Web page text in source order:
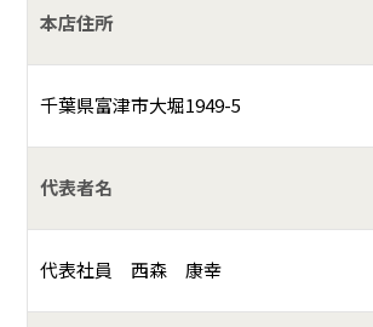
本店住所
千葉県富津市大堀1949-5
代表者名
代表社員 西森 康幸